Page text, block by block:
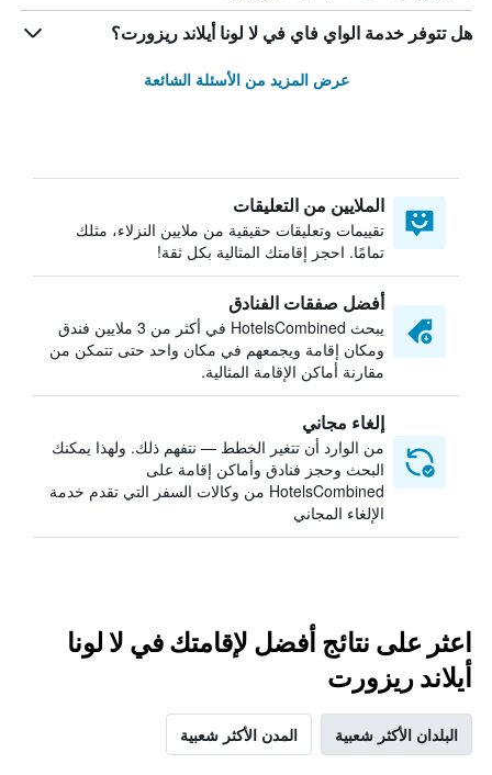
هل تتوفر خدمة الواي فاي في لا لونا أيلاند ريزورت؟
عرض المزيد من الأسئلة الشائعة
الملايين من التعليقات
تقييمات وتعليقات حقيقية من ملايين النزلاء، مثلك
تمامًا. احجز إقامتك المثالية بكل ثقة!
أفضل صفقات الفنادق
يبحث HotelsCombined في أكثر من 3 ملايين فندق
ومكان إقامة ويجمعهم في مكان واحد حتى تتمكن من
مقارنة أماكن الإقامة المثالية.
إلغاء مجاني
من الوارد أن تتغير الخطط — نتفهم ذلك. ولهذا يمكنك
البحث وحجز فنادق وأماكن إقامة على
HotelsCombined من وكالات السفر التي تقدم خدمة
الإلغاء المجاني
اعثر على نتائج أفضل لإقامتك في لا لونا
أيلاند ريزورت
البلدان الأكثر شعبية المدن الأكثر شعبية